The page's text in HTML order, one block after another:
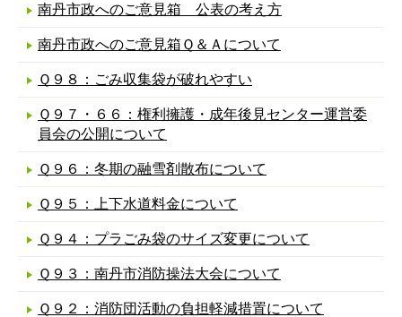
南丹市政へのご意見箱 公表の考え方
南丹市政へのご意見箱Ｑ＆Ａについて
Ｑ９８：ごみ収集袋が破れやすい
Ｑ９７・６６：権利擁護・成年後見センター運営委
員会の公開について
Ｑ９６：冬期の融雪剤散布について
Ｑ９５：上下水道料金について
Ｑ９４：プラごみ袋のサイズ変更について
Ｑ９３：南丹市消防操法大会について
Ｑ９２：消防団活動の負担軽減措置について